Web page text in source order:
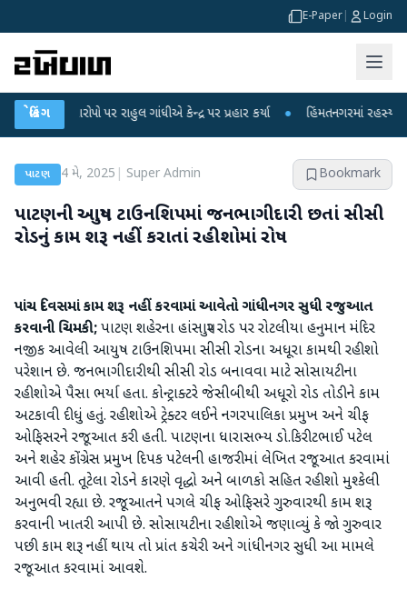
E-Paper Login
બ્રેકિંગ
આરોપો પર રાહુલ ગાંધીએ કેન્દ્ર પર પ્રહાર કર્યા ● હિંમતનગરમાં રહસ્યમય વાયરસ
પાટણ 4 મે, 2025 Super Admin Bookmark
પાટણની આયુષ ટાઉનશિપમાં જનભાગીદારી છતાં સીસી
રોડનું કામ શરૂ નહીં કરાતાં રહીશોમાં રોષ
પાંચ દિવસમાં કામ શરૂ નહીં કરવામાં આવેતો ગાંધીનગર સુધી રજુઆત
કરવાની ચિમકી;પાટણ શહેરના હાંસાપુર રોડ પર રોટલીયા હનુમાન મંદિર
નજીક આવેલી આયુષ ટાઉનશિપમા સીસી રોડના અધૂરા કામથી રહીશો
પરેશાન છે. જનભાગીદારીથી સીસી રોડ બનાવવા માટે સોસાયટીના
રહીશોએ પૈસા ભર્યા હતા. કોન્ટ્રાક્ટરે જેસીબીથી અધૂરો રોડ તોડીને કામ
અટકાવી દીધું હતું. રહીશોએ ટ્રેક્ટર લઈને નગરપાલિકા પ્રમુખ અને ચીફ
ઓફિસરને રજૂઆત કરી હતી. પાટણના ધારાસભ્ય ડો.કિરીટભાઈ પટેલ
અને શહેર કોંગ્રેસ પ્રમુખ દિપક પટેલની હાજરીમાં લેખિત રજૂઆત કરવામાં
આવી હતી. તૂટેલા રોડને કારણે વૃદ્ધો અને બાળકો સહિત રહીશો મુશ્કેલી
અનુભવી રહ્યા છે. રજૂઆતને પગલે ચીફ ઓફિસરે ગુરુવારથી કામ શરૂ
કરવાની ખાતરી આપી છે. સોસાયટીના રહીશોએ જણાવ્યું કે જો ગુરુવાર
પછી કામ શરૂ નહીં થાય તો પ્રાંત કચેરી અને ગાંધીનગર સુધી આ મામલે
રજૂઆત કરવામાં આવશે.